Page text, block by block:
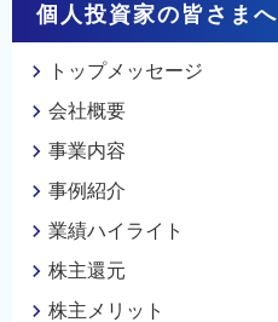
個人投資家の皆さまへ
トップメッセージ
会社概要
事業内容
事例紹介
業績ハイライト
株主還元
株主メリット